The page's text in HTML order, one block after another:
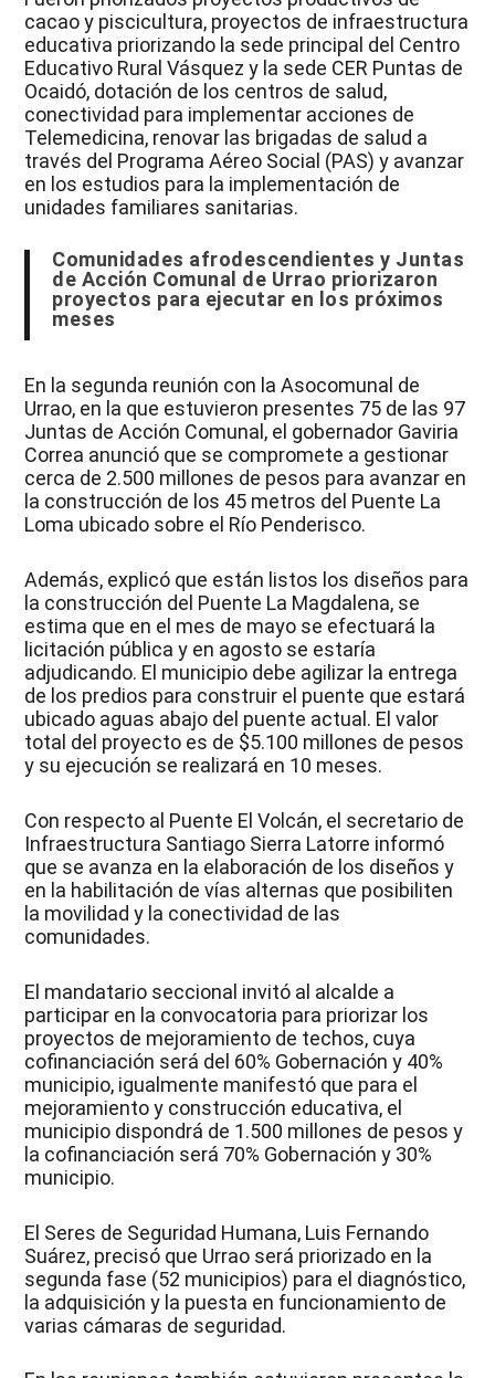
cacao y piscicultura, proyectos de infraestructura
educativa priorizando la sede principal del Centro
Educativo Rural Vásquez y la sede CER Puntas de
Ocaidó, dotación de los centros de salud,
conectividad para implementar acciones de
Telemedicina, renovar las brigadas de salud a
través del Programa Aéreo Social (PAS) y avanzar
en los estudios para la implementación de
unidades familiares sanitarias.
Comunidades afrodescendientes y Juntas
de Acción Comunal de Urrao priorizaron
proyectos para ejecutar en los próximos
meses
En la segunda reunión con la Asocomunal de
Urrao, en la que estuvieron presentes 75 de las 97
Juntas de Acción Comunal, el gobernador Gaviria
Correa anunció que se compromete a gestionar
cerca de 2.500 millones de pesos para avanzar en
la construcción de los 45 metros del Puente La
Loma ubicado sobre el Río Penderisco.
Además, explicó que están listos los diseños para
la construcción del Puente La Magdalena, se
estima que en el mes de mayo se efectuará la
licitación pública y en agosto se estaría
adjudicando. El municipio debe agilizar la entrega
de los predios para construir el puente que estará
ubicado aguas abajo del puente actual. El valor
total del proyecto es de $5.100 millones de pesos
y su ejecución se realizará en 10 meses.
Con respecto al Puente El Volcán, el secretario de
Infraestructura Santiago Sierra Latorre informó
que se avanza en la elaboración de los diseños y
en la habilitación de vías alternas que posibiliten
la movilidad y la conectividad de las
comunidades.
El mandatario seccional invitó al alcalde a
participar en la convocatoria para priorizar los
proyectos de mejoramiento de techos, cuya
cofinanciación será del 60% Gobernación y 40%
municipio, igualmente manifestó que para el
mejoramiento y construcción educativa, el
municipio dispondrá de 1.500 millones de pesos y
la cofinanciación será 70% Gobernación y 30%
municipio.
El Seres de Seguridad Humana, Luis Fernando
Suárez, precisó que Urrao será priorizado en la
segunda fase (52 municipios) para el diagnóstico,
la adquisición y la puesta en funcionamiento de
varias cámaras de seguridad.